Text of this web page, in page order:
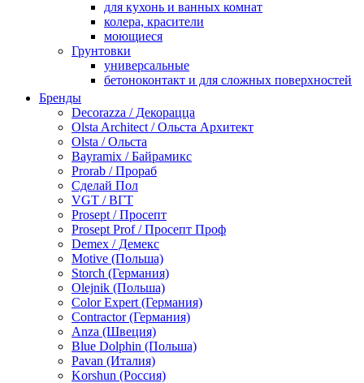
для кухонь и ванных комнат
колера, красители
моющиеся
Грунтовки
универсальные
бетоноконтакт и для сложных поверхностей
по металлу
антикорозийные
под декоративные штукатурки
для гипсокартона
под штукатурку
Герметик
акриловые
силиконовые универсальные, нейтральные
силиконовые санитарные (антигрибковые)
шовные для срубов
для кровли
для каминов
полиуретановые
Декоративные штукатурки и краски
краски для декора, патина
мокрый шелк
венецианские (эффект мрамора)
песок (эффект песчаных вихрей)
декоративная шпаклевка
Бренды
Decorazza / Декорацца
Olsta Architect / Ольста Архитект
Olsta / Ольста
Bayramix / Байрамикс
Prorab / Прораб
Сделай Пол
VGT / ВГТ
Prosept / Просепт
Prosept Prof / Просепт Проф
Demex / Демекс
Motive (Польша)
Storch (Германия)
Olejnik (Польша)
Color Expert (Германия)
Contractor (Германия)
Anza (Швеция)
Blue Dolphin (Польша)
Pavan (Италия)
Korshun (Россия)